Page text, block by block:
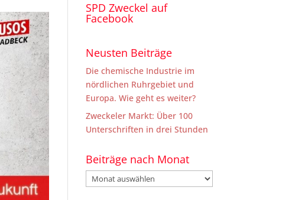
SPD Zweckel auf
Facebook
Neusten Beiträge
Die chemische Industrie im
nördlichen Ruhrgebiet und
Europa. Wie geht es weiter?
Zweckeler Markt: Über 100
Unterschriften in drei Stunden
Beiträge nach Monat
Beiträge
nach